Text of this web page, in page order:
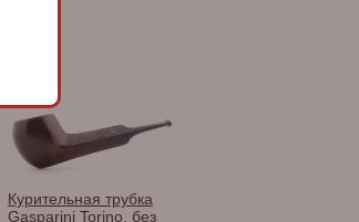
Курительная трубка
Gasparini Torino, без